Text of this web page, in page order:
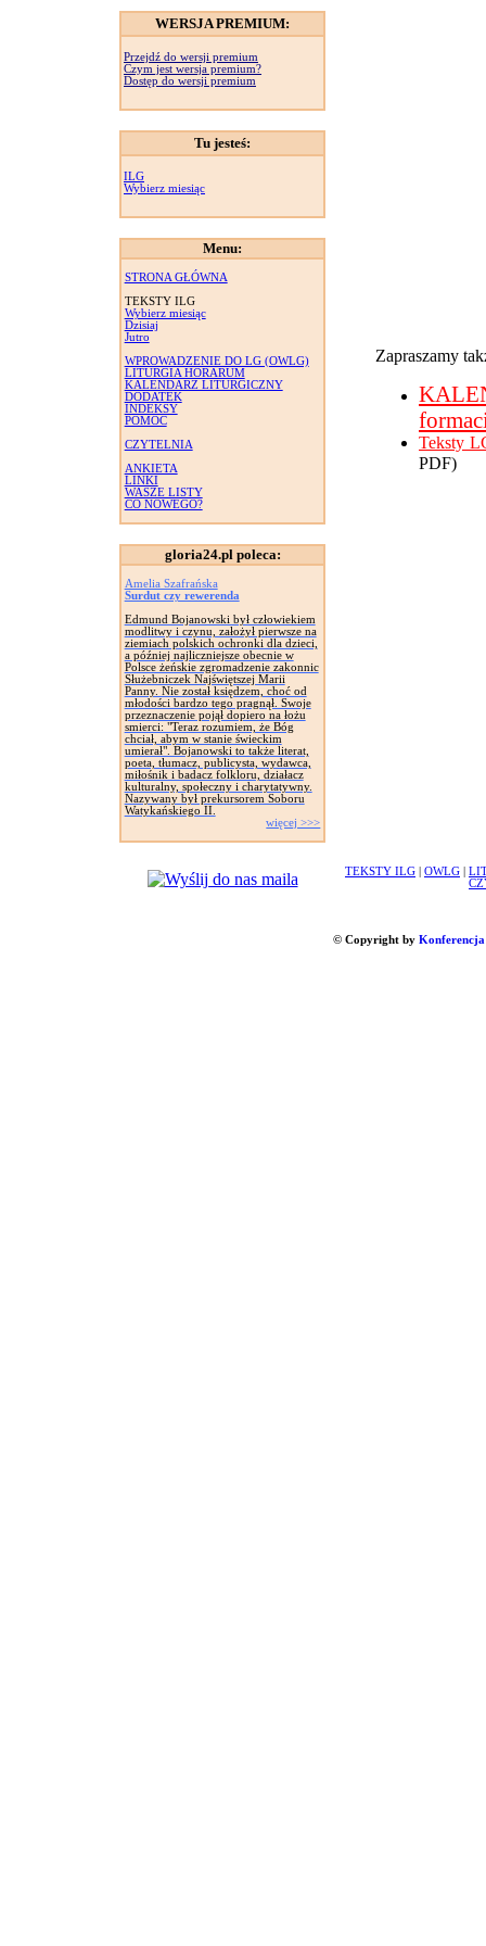
WERSJA PREMIUM:
Przejdź do wersji premium
Czym jest wersja premium?
Dostęp do wersji premium
Tu jesteś:
ILG
Wybierz miesiąc
Menu:
STRONA GŁÓWNA
TEKSTY ILG
Wybierz miesiąc
Dzisiaj
Jutro
WPROWADZENIE DO LG (OWLG)
LITURGIA HORARUM
KALENDARZ LITURGICZNY
DODATEK
INDEKSY
POMOC
CZYTELNIA
ANKIETA
LINKI
WASZE LISTY
CO NOWEGO?
gloria24.pl poleca:
Amelia Szafrańska
Surdut czy rewerenda
Edmund Bojanowski był człowiekiem
modlitwy i czynu, założył pierwsze na
ziemiach polskich ochronki dla dzieci,
a później najliczniejsze obecnie w
Polsce żeńskie zgromadzenie zakonnic
Służebniczek Najświętszej Marii
Panny. Nie został księdzem, choć od
młodości bardzo tego pragnął. Swoje
przeznaczenie pojął dopiero na łożu
smierci: "Teraz rozumiem, że Bóg
chciał, abym w stanie świeckim
umierał". Bojanowski to także literat,
poeta, tłumacz, publicysta, wydawca,
miłośnik i badacz folkloru, działacz
kulturalny, społeczny i charytatywny.
Nazywany był prekursorem Soboru
Watykańskiego II.
więcej >>>
Zapraszamy
Teksty
PDF)
TEKSTY ILG OWLG
© Copyright by Konferencja